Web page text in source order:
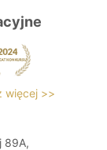
więcej >>
89A,